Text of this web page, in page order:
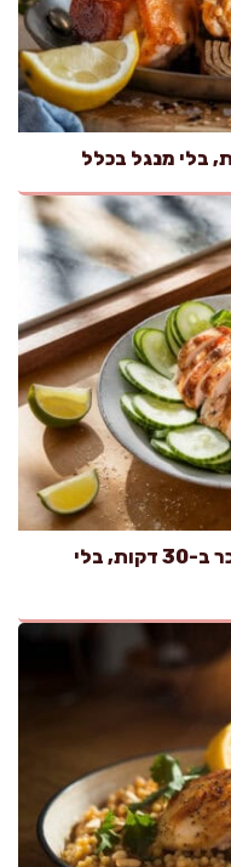
סלט מלפפונים ועוף תאילנדי ממכר ב-30 דקות, בלי